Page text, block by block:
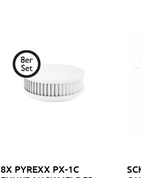
8X PYREXX PX-1C